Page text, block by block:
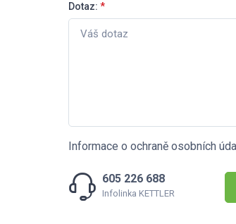
Dotaz: *
Informace o ochraně osobních
605 226 688
Infolinka KETTLER